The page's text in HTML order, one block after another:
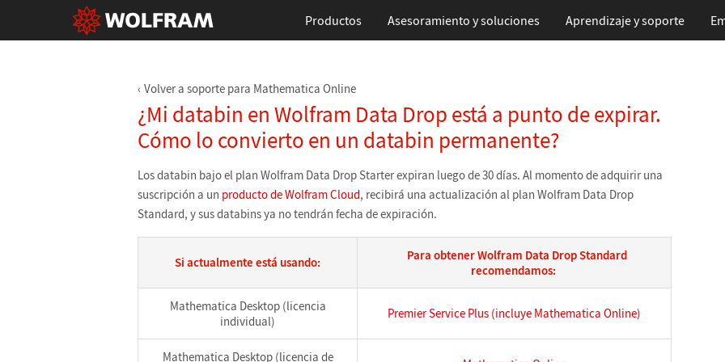
Productos Asesoramiento y soluciones Aprendizajey soporte
Volver a soporte para Mathematica Online
¿Mi databin en Wolfram Data Drop está a punto de expirar.
Cómo lo convierto en un databin permanente?
Los databin bajo el plan Wolfram Data Drop Starter expiran luego de 30 días. Al momento de adquirir una
suscripción a un producto de Wolfram Cloud, recibirá una actualización al plan Wolfram Data Drop
Standard, y sus databins ya no tendrán fecha de expiración.
Si actualmente está usando:
Para obtener Wolfram Data Drop Standard
recomendamos:
Mathematica Desktop (licencia
individual)
Premier Service Plus (incluye Mathematica Online)
Mathematica Desktop (licencia de